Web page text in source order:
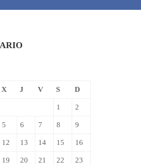
X J V S D
1 2
5 6 7 8 9
12 13 14 15 16
19 20 21 22 23